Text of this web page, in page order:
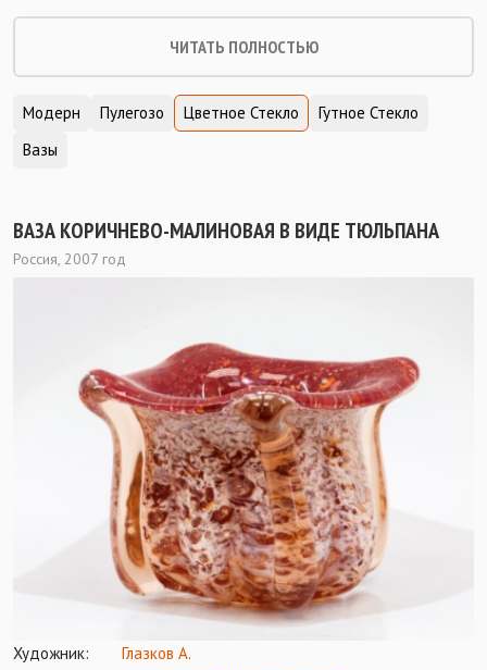
ЧИТАТЬ ПОЛНОСТЬЮ
Модерн Пулегозо Цветное Стекло
Гутное Стекло
Вазы
ВАЗА КОРИЧНЕВО-МАЛИНОВАЯ В ВИДЕ ТЮЛЬПАНА
Россия, 2007 год
Художник:
Глазков А.